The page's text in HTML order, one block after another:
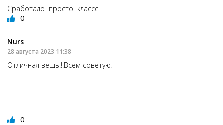
Сработало просто классс
0
Nurs
28 августа 2023 11:38
Отличная вещь!!!Всем советую.
0